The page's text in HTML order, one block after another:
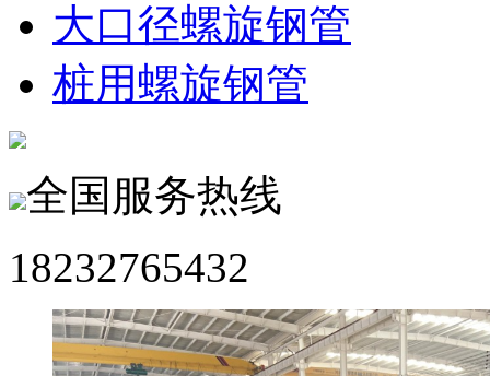
大口径螺旋钢管
桩用螺旋钢管
全国服务热线
18232765432